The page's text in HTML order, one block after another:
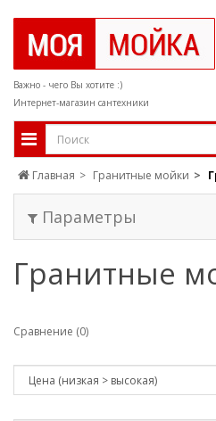
Важно - чего Вы хотите :)
Интернет-магазин сантехники
Главная Гранитные мойки
Параметры
Гранитные
Сравнение (0)